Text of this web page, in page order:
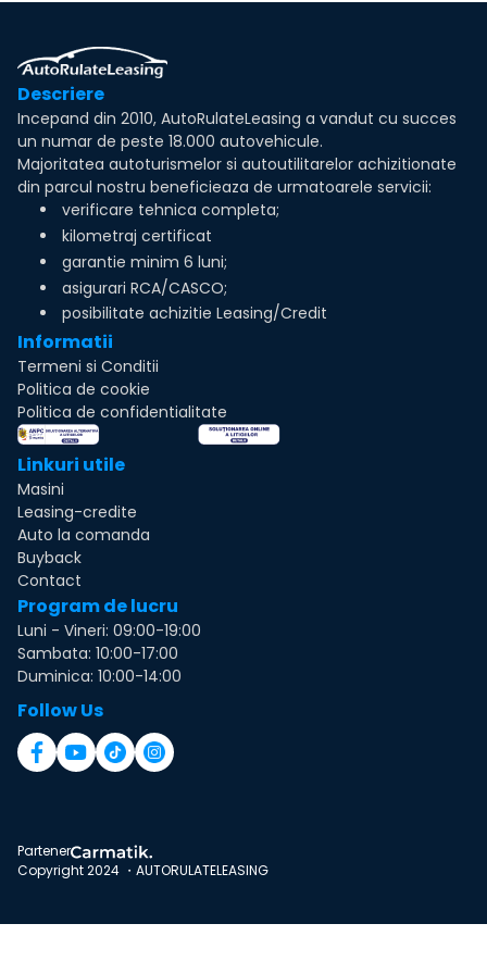
Descriere
Incepand din 2010, AutoRulateLeasing a vandut cu succes
un numar de peste 18.000 autovehicule.
Majoritatea autoturismelor si autoutilitarelor achizitionate
din parcul nostru beneficieaza de urmatoarele servicii:
verificare tehnica completa;
kilometraj certificat
garantie minim 6 luni;
asigurari RCA/CASCO;
posibilitate achizitie Leasing/Credit
Informatii
Termeni si Conditii
Politica de cookie
Politica de confidentialitate
Linkuri utile
Masini
Leasing-credite
Auto la comanda
Buyback
Contact
Program de lucru
Luni - Vineri: 09:00-19:00
Sambata: 10:00-17:00
Duminica: 10:00-14:00
Follow Us
Partener
Copyright 2024 ・AUTORULATELEASING